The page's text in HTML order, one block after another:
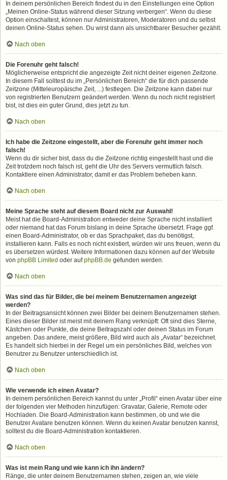
In deinem persönlichen Bereich findest du in den Einstellungen eine Option
„Meinen Online-Status während dieser Sitzung verbergen“. Wenn du diese
Option einschaltest, können nur Administratoren, Moderatoren und du selbst
deinen Online-Status sehen. Du wirst dann als unsichtbarer Besucher gezählt.
Nach oben
Die Forenuhr geht falsch!
Möglicherweise entspricht die angezeigte Zeit nicht deiner eigenen Zeitzone.
In diesem Fall solltest du im „Persönlichen Bereich“ die für dich passende
Zeitzone (Mitteleuropäische Zeit, ...) festlegen. Die Zeitzone kann dabei nur
von registrierten Benutzern geändert werden. Wenn du noch nicht registriert
bist, ist dies ein guter Grund, dies jetzt zu tun.
Nach oben
Ich habe die Zeitzone eingestellt, aber die Forenuhr geht immer noch
falsch!
Wenn du dir sicher bist, dass du die Zeitzone richtig eingestellt hast und die
Zeit trotzdem noch falsch ist, geht die Uhr des Servers vermutlich falsch.
Kontaktiere einen Administrator, damit er das Problem beheben kann.
Nach oben
Meine Sprache steht auf diesem Board nicht zur Auswahl!
Meist hat die Board-Administration entweder deine Sprache nicht installiert
oder niemand hat das Forum bislang in deine Sprache übersetzt. Frage ggf.
einen Board-Administrator, ob er das Sprachpaket, das du benötigst,
installieren kann. Falls es noch nicht existiert, würden wir uns freuen, wenn du
es übersetzen würdest. Weitere Informationen dazu können auf der Website
von phpBB Limited oder aufphpBB.de gefunden werden.
Nach oben
Was sind das für Bilder, die bei meinem Benutzernamen angezeigt
werden?
In der Beitragsansicht können zwei Bilder bei deinem Benutzernamen stehen.
Eines dieser Bilder ist meist mit deinem Rang verknüpft: Oft sind dies Sterne,
Kästchen oder Punkte, die deine Beitragszahl oder deinen Status im Forum
angeben. Das andere, meist größere, Bild wird auch als „Avatar“ bezeichnet.
Es handelt sich hierbei in der Regel um ein persönliches Bild, welches von
Benutzer zu Benutzer unterschiedlich ist.
Nach oben
Wie verwende ich einen Avatar?
In deinem persönlichen Bereich kannst du unter „Profil“ einen Avatar über eine
der folgenden vier Methoden hinzufügen: Gravatar, Galerie, Remote oder
Hochladen. Die Board-Administration kann bestimmen, ob und wie die
Benutzer Avatare benutzen können. Wenn du keinen Avatar benutzen kannst,
solltest du die Board-Administration kontaktieren.
Nach oben
Was ist mein Rang und wie kann ich ihn ändern?
Ränge, die unter deinem Benutzernamen stehen, zeigen an, wie viele